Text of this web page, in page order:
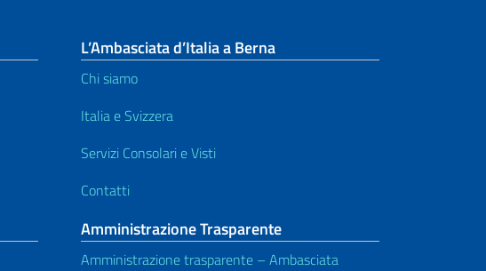
L’Ambasciata d’Italia a Berna
Chi siamo
Italia e Svizzera
Servizi Consolari e Visti
Contatti
Amministrazione Trasparente
Amministrazione trasparente – Ambasciata